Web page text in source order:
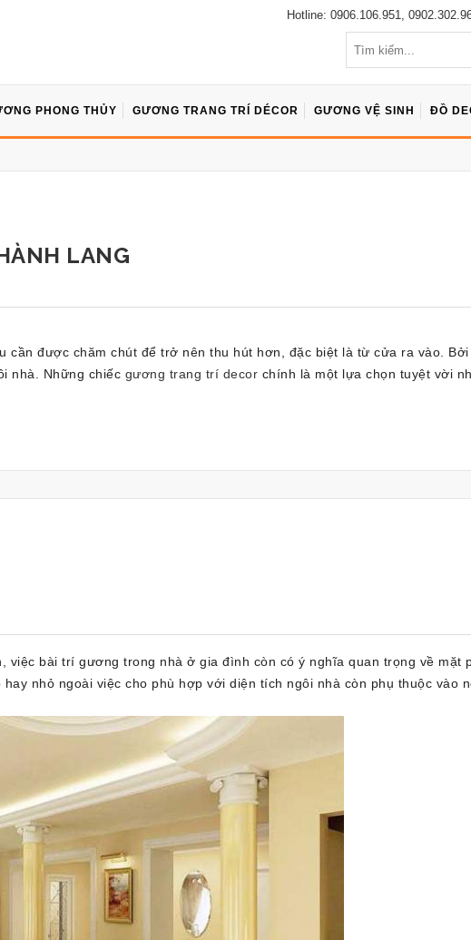
Hotline: 0906.106.951,
PHONG THỦY GƯƠNG TRANG TRÍ DÉCOR GƯƠNG VỆ SINH ĐỒ
LANG
cần được chăm chút để trở nên thu hút hơn, đặc biệt là từ cửa ra vào.
nhà. Những chiếc gương trang trí decor chính là một lựa chọn tuyệt vời
bài trí gương trong nhà ở gia đình còn có ý nghĩa quan trọng về mặt
nhỏ ngoài việc cho phù hợp với diện tích ngôi nhà còn phụ thuộc vào